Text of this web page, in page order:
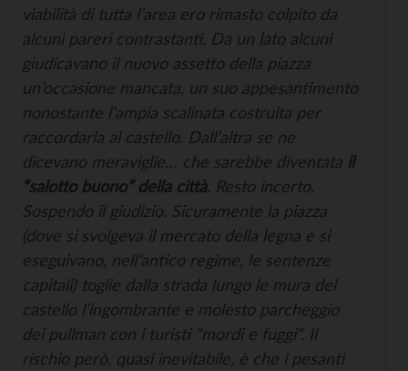
viabilità di tutta l’area ero rimasto colpito da
alcuni pareri contrastanti. Da un lato alcuni
giudicavano il nuovo assetto della piazza
un’occasione mancata, un suo appesantimento
nonostante l’ampia scalinata costruita per
raccordarla al castello. Dall’altra se ne
dicevano meraviglie… che sarebbe diventata il
“salotto buono” della città. Resto incerto.
Sospendo il giudizio. Sicuramente la piazza
(dove si svolgeva il mercato della legna e si
eseguivano, nell’antico regime, le sentenze
capitali) toglie dalla strada lungo le mura del
castello l’ingombrante e molesto parcheggio
dei pullman con i turisti “mordi e fuggi”. Il
rischio però, quasi inevitabile, è che i pesanti